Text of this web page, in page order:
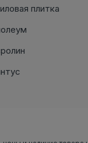
плитка